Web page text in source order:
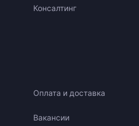
Консалтинг
Оплата и доставка
Вакансии